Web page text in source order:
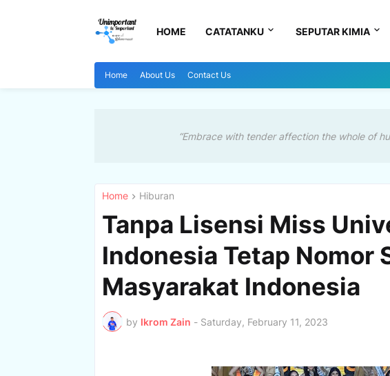
HOME CATATANKU SEPUTAR KIMIA
Home About Us Contact Us
“Embrace with tender affection the whole of
Home Hiburan
Tanpa Lisensi Miss
Indonesia Tetap Nomor
Masyarakat Indonesia
by Ikrom Zain - Saturday, February 11, 2023